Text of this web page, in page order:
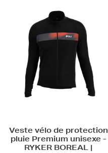
Veste vélo de protection
pluie Premium unisexe -
RYKER BOREAL |